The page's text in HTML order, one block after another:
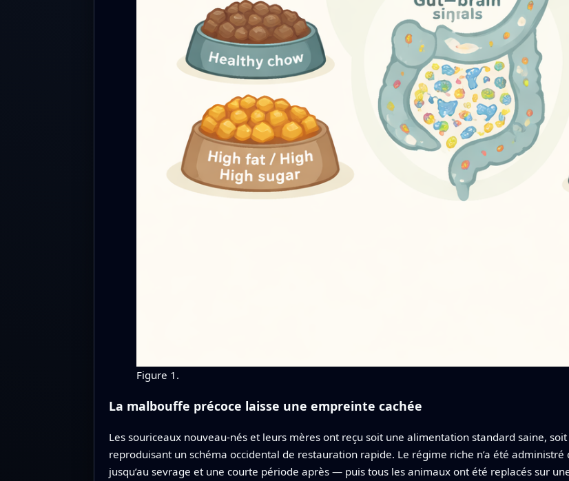
Figure 1.
La malbouffe précoce laisse une empreinte cachée
Les souriceaux nouveau‑nés et leurs mères ont reçu soit une alimentation standard saine,
reproduisant un schéma occidental de restauration rapide. Le régime riche n’a été
jusqu’au sevrage et une courte période après — puis tous les animaux ont été replacés sur